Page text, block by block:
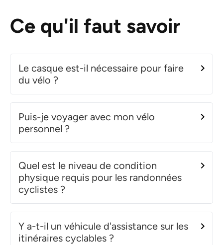
Ce qu'il faut savoir
Le casque est-il nécessaire pour faire
du vélo ?
Puis-je voyager avec mon vélo
personnel ?
Quel est le niveau de condition
physique requis pour les randonnées
cyclistes ?
Y a-t-il un véhicule d'assistance sur les
itinéraires cyclables ?